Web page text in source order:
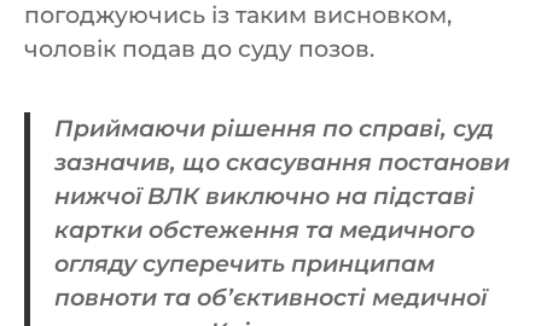
погоджуючись із таким висновком,
чоловік подав до суду позов.
Приймаючи рішення по справі, суд
зазначив, що скасування постанови
нижчої ВЛК виключно на підставі
картки обстеження та медичного
огляду суперечить принципам
повноти та об’єктивності медичної